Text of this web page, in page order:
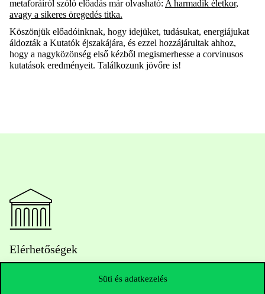
Süti és adatkezelés
metaforáiról szóló előadás már olvasható: A harmadik életkor,
avagy a sikeres öregedés titka.
Köszönjük előadóinknak, hogy idejüket, tudásukat, energiájukat
áldozták a Kutatók éjszakájára, és ezzel hozzájárultak ahhoz,
hogy a nagyközönség első kézből megismerhesse a corvinusos
kutatások eredményeit. Találkozunk jövőre is!
Elérhetőségek